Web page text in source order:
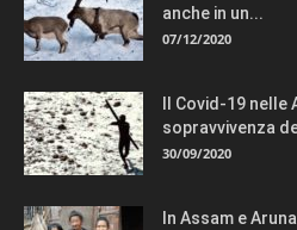
anche in un...
07/12/2020
Il Covid-19
sopravvivenza
30/09/2020
In Assam e